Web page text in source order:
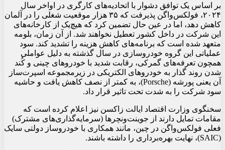
بر اساس یک توافق دشوار با اتحادیه‌های کارگری در اواخر سال
۲۰۲۴، فولکس‌واگن پذیرفت که ۳۵ هزار موقعیت شغلی را در آلمان
کاهش دهد، اما در عین حال تضمین کرد که هیچ‌یک از کارخانه‌های
این شرکت در داخل کشور تعطیل نخواهند شد. از آن زمان، بلومه
متعهد شده است که برنامه‌های کاهش هزینه را تشدید کند. سود
عملیاتی این گروه خودروسازی در سال گذشته به دلیل عواملی
همچون تعرفه‌های گمرکی، رقابت شدید با خودروهای چینی و کُند
شدن روند گذار به خودروهای الکتریکی در زیرمجموعه اسپرت‌ساز
آن یعنی پورشه (Porsche)، به کمتر از نصف کاهش یافت و حاشیه
سود شرکت را به شدت تحت تاثیر قرار داد.
سخنگوی وزارت اقتصاد ایالت زاکسن نیز اعلام کرده است که
مقامات تمایل دارند از جوینت‌ونچرها (سرمایه‌گذاری‌های مشترک)
فعلی فولکس‌واگن در چین، مانند همکاری با خودروساز دولتی سایک
(SAIC)، نهایت بهره‌برداری را داشته باشند.